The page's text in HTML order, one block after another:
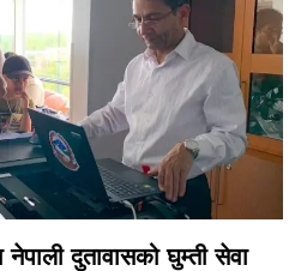
नेपाली दुतावासको घुम्ती सेवा